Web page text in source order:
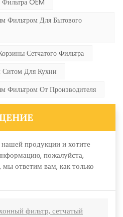
Фильтром Для Бытового
Сетчатого Фильтра
Ситом Для Кухни
Фильтром От Производителя
продукции и хотите
пожалуйста,
мы ответим вам, как только
фильтр, сетчатый